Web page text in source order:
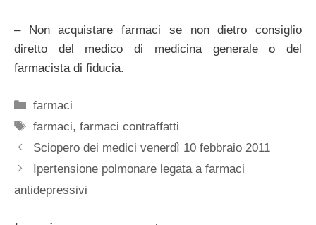
– Non acquistare farmaci se non dietro consiglio
diretto del medico di medicina generale o del
farmacista di fiducia.
Categorie
farmaci
Tag
farmaci,farmaci contraffatti
Sciopero dei medici venerdì 10 febbraio 2011
Ipertensione polmonare legata a farmaci
antidepressivi